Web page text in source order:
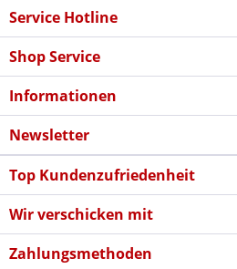
Service Hotline
Shop Service
Informationen
Newsletter
Top Kundenzufriedenheit
Wir verschicken mit
Zahlungsmethoden